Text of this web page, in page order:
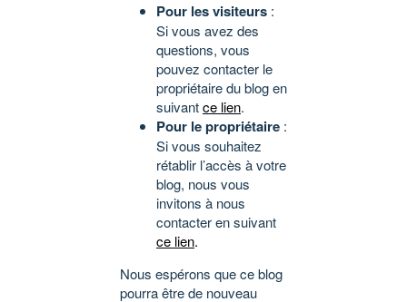
Pour les visiteurs :
Si vous avez des
questions, vous
pouvez contacter le
propriétaire du blog en
suivantce lien.
Pour le propriétaire :
Si vous souhaitez
rétablir l’accès à votre
blog, nous vous
invitons à nous
contacter en suivant
ce lien.
Nous espérons que ce blog
pourra être de nouveau